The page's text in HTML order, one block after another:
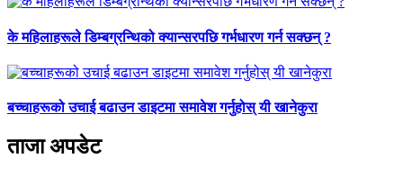
के महिलाहरूले डिम्बग्रन्थिको क्यान्सरपछि गर्भधारण गर्न सक्छन् ?
बच्चाहरूको उचाई बढाउन डाइटमा समावेश गर्नुहोस् यी खानेकुरा
ताजा अपडेट